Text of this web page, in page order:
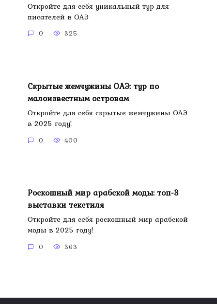
Откройте для себя уникальный тур для
писателей в ОАЭ
0 325
Скрытые жемчужины ОАЭ: тур по
малоизвестным островам
Откройте для себя скрытые жемчужины ОАЭ
в 2025 году!
0 400
Роскошный мир арабской моды: топ-3
выставки текстиля
Откройте для себя роскошный мир арабской
моды в 2025 году!
0 363